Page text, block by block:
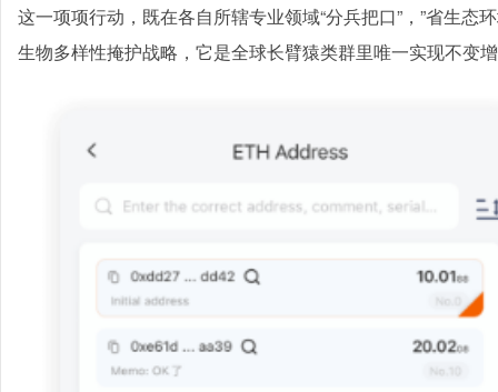
这一项项行动，既在各自所辖专业领域“分兵把口”，”省生态
生物多样性掩护战略，它是全球长臂猿类群里唯一实现不变